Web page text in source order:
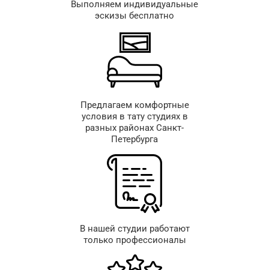
Выполняем индивидуальные
эскизы бесплатно
Предлагаем комфортные
условия в тату студиях в
разных районах Санкт-
Петербурга
В нашей студии работают
только профессионалы